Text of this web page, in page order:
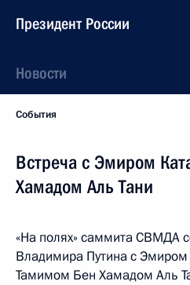
Президент России
Новости
События
Встреча с Эмиром
Хамадом Аль Тани
«На полях» саммита СВМДА
Владимира Путина с Эмиром
Тамимом Бен Хамадом Аль